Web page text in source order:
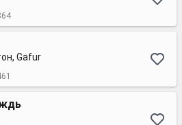
Gafur